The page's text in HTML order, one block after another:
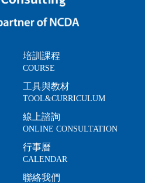
培訓課程
COURSE
工具與教材
TOOL&CURRICULUM
線上諮詢
ONLINE CONSULTATION
行事曆
CALENDAR
聯絡我們